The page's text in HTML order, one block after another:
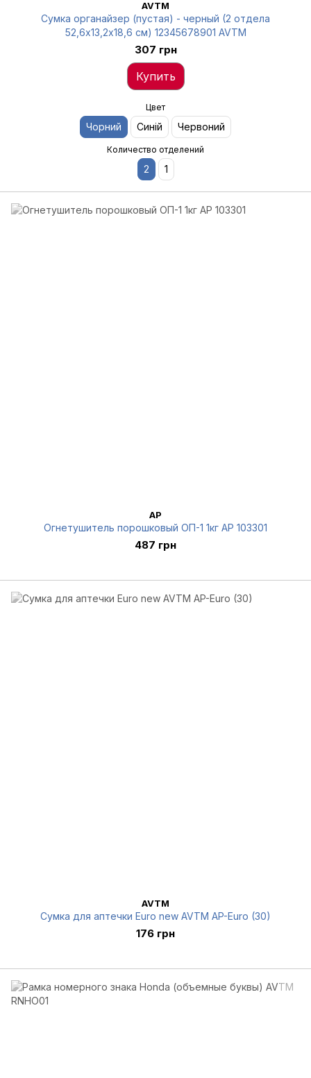
AVTM
Сумка органайзер (пустая) - черный (2 отдела
52,6х13,2х18,6 см) 12345678901 AVTM
307 грн
Купить
Цвет
Чорний Синій Червоний
Количество отделений
2 1
AP
Огнетушитель порошковый ОП-1 1кг AP 103301
487 грн
AVTM
Сумка для аптечки Euro new AVTM AP-Euro (30)
176 грн